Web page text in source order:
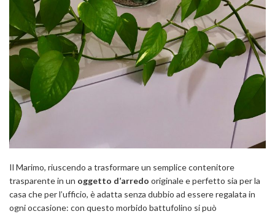
Il Marimo, riuscendo a trasformare un semplice contenitore
trasparente in un oggetto d’arredo originale e perfetto sia per la
casa che per l’ufficio, è adatta senza dubbio ad essere regalata in
ogni occasione: con questo morbido battufolino si può